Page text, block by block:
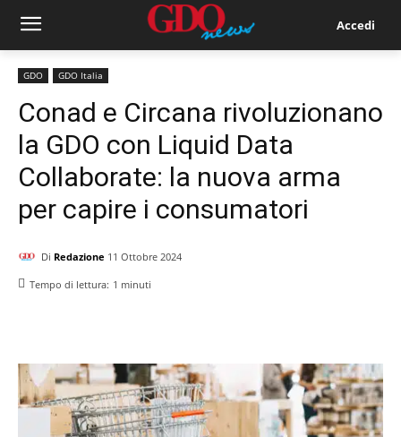
Accedi
GDO GDO Italia
Conad e Circana rivoluzionano
la GDO con Liquid Data
Collaborate: la nuova arma
per capire i consumatori
Di Redazione 11 Ottobre 2024
Tempo di lettura: 1 minuti